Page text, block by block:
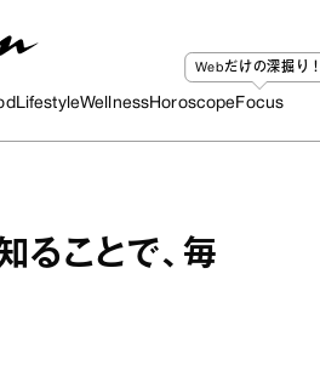
LifestyleWellnessHoroscope
Webだけの深掘り！
Focus
ることで、毎